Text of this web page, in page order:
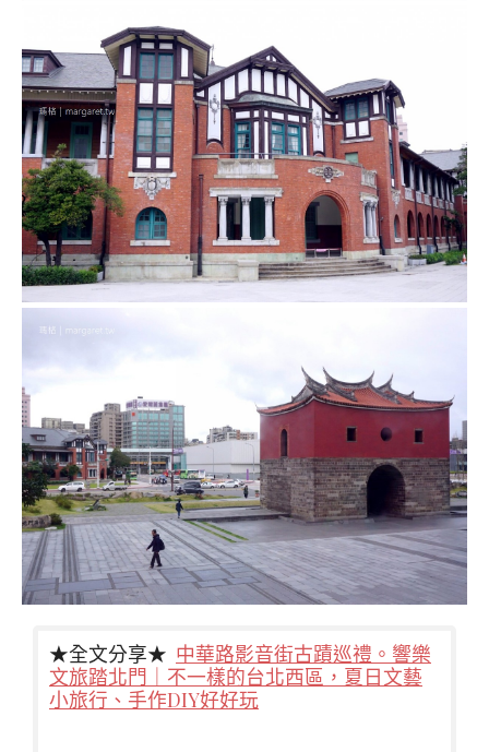
★全文分享★ 中華路影音街古蹟巡禮。響樂
文旅踏北門｜不一樣的台北西區，夏日文藝
小旅行、手作DIY好好玩